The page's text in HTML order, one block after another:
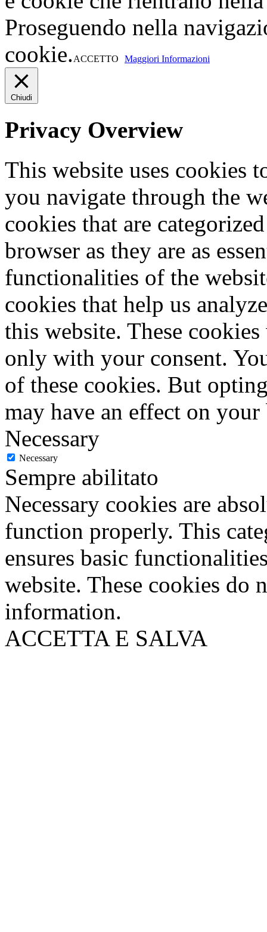
Proseguendo nella
cookie.ACCETTO Maggiori Informazioni
Chiudi
Privacy Overview
This website uses cookies
you navigate through the
cookies that are
browser as they are as
functionalities of the
cookies that help us
this website. These
only with your consent.
of these cookies. But
may have an effect on
Necessary
Necessary
Sempre abilitato
Necessary cookies are
function properly. This
ensures basic
website. These cookies do
information.
ACCETTA E SALVA